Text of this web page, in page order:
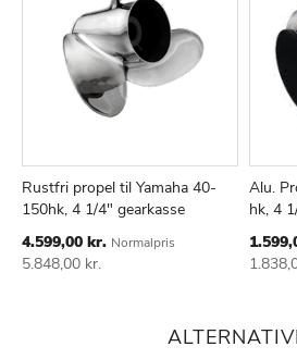
TILFØJ
TIL
ØNSKE
LISTE
SAMMENLIGN
Rustfri propel til Yamaha 40-
150hk, 4 1/4" gearkasse
Special
Price
4.599,00 kr. Normalpris
5.848,00 kr.
Alu.
hk, 4
Special
Price